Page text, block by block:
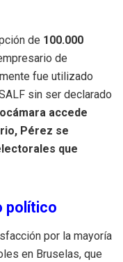
de 100.000
de
fue utilizado
sin ser declarado
accede
Pérez se
que
político
por la mayoría
en Bruselas, que